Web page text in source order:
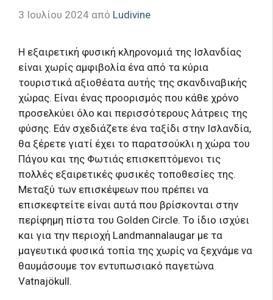
3 Ιουλίου 2024 από Ludivine
Η εξαιρετική φυσική κληρονομιά της Ισλανδίας
είναι χωρίς αμφιβολία ένα από τα κύρια
τουριστικά αξιοθέατα αυτής της σκανδιναβικής
χώρας. Είναι ένας προορισμός που κάθε χρόνο
προσελκύει όλο και περισσότερους λάτρεις της
φύσης. Εάν σχεδιάζετε ένα ταξίδι στην Ισλανδία,
θα ξέρετε γιατί έχει το παρατσούκλι η χώρα του
Πάγου και της Φωτιάς επισκεπτόμενοι τις
πολλές εξαιρετικές φυσικές τοποθεσίες της.
Μεταξύ των επισκέψεων που πρέπει να
επισκεφτείτε είναι αυτά που βρίσκονται στην
περίφημη πίστα του Golden Circle. Το ίδιο ισχύει
και για την περιοχή Landmannalaugar με τα
μαγευτικά φυσικά τοπία της χωρίς να ξεχνάμε να
θαυμάσουμε τον εντυπωσιακό παγετώνα
Vatnajökull.